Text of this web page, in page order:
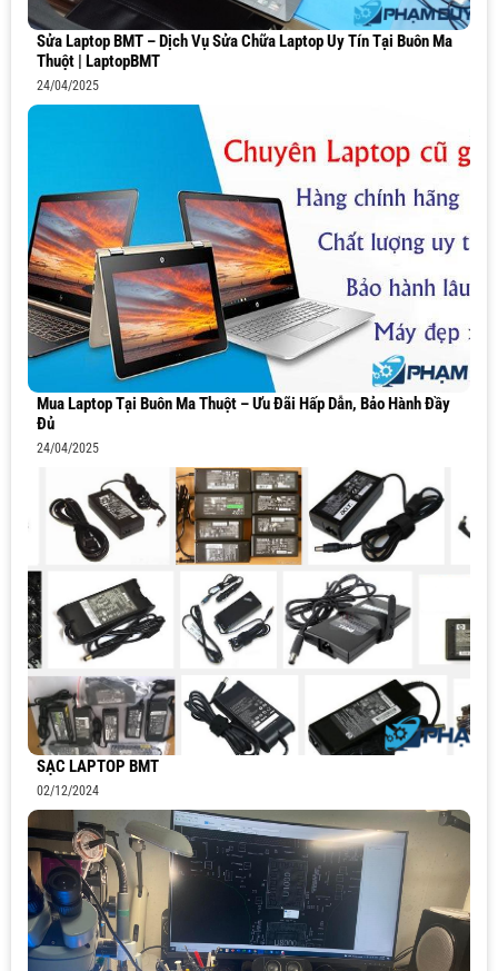
Sửa Laptop BMT – Dịch Vụ Sửa Chữa Laptop Uy Tín Tại Buôn Ma
Thuột | LaptopBMT
24/04/2025
Mua Laptop Tại Buôn Ma Thuột – Ưu Đãi Hấp Dẫn, Bảo Hành Đầy
Đủ
24/04/2025
SẠC LAPTOP BMT
02/12/2024